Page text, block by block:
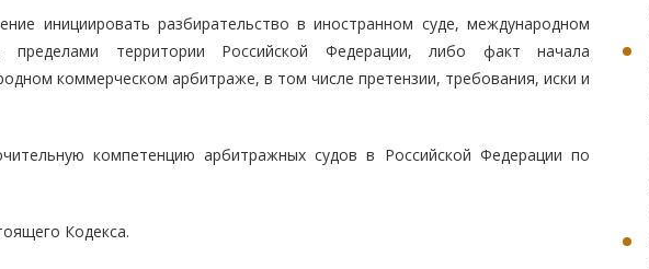
инициировать разбирательство в иностранном суде, международном
пределами территории Российской Федерации, либо факт начала
коммерческом арбитраже, в том числе претензии, требования, иски и
компетенцию арбитражных судов в Российской Федерации по
Кодекса.